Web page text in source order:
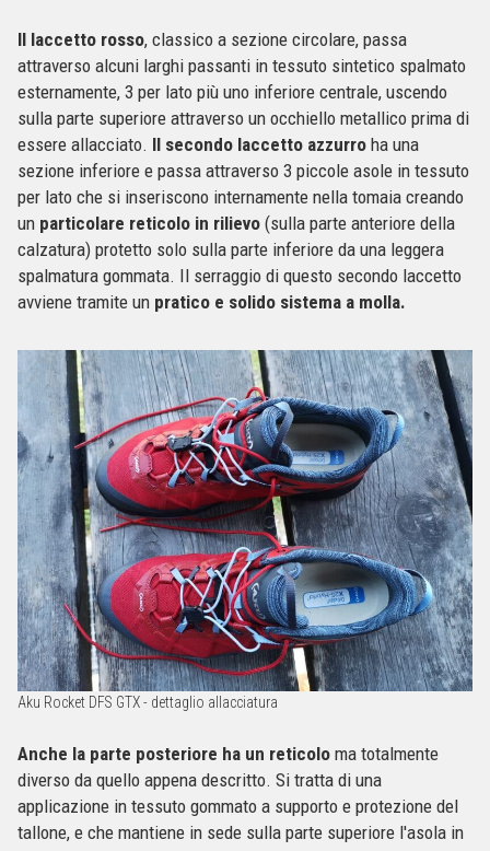
Il laccetto rosso, classico a sezione circolare, passa
attraverso alcuni larghi passanti in tessuto sintetico spalmato
esternamente, 3 per lato più uno inferiore centrale, uscendo
sulla parte superiore attraverso un occhiello metallico prima di
essere allacciato. Il secondo laccetto azzurro ha una
sezione inferiore e passa attraverso 3 piccole asole in tessuto
per lato che si inseriscono internamente nella tomaia creando
un particolare reticolo in rilievo (sulla parte anteriore della
calzatura) protetto solo sulla parte inferiore da una leggera
spalmatura gommata. Il serraggio di questo secondo laccetto
avviene tramite un pratico e solido sistema a molla.
Aku Rocket DFS GTX - dettaglio allacciatura
Anche la parte posteriore ha un reticolo ma totalmente
diverso da quello appena descritto. Si tratta di una
applicazione in tessuto gommato a supporto e protezione del
tallone, e che mantiene in sede sulla parte superiore l'asola in